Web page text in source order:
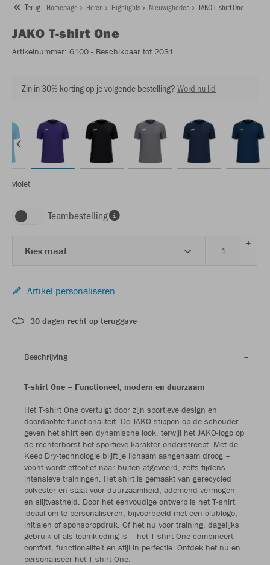
Terug Homepage Heren Highlights Nieuwigheden JAKO T-shirt One
JAKO T-shirt One
Artikelnummer: 6100 - Beschikbaar tot 2031
Zin in 30% korting op je volgende bestelling?Word nu lid
violet
Teambestelling
Kies maat
+
-
Artikel personaliseren
30 dagen recht op teruggave
Beschrijving
T-shirt One – Functioneel, modern en duurzaam
Het T-shirt One overtuigt door zijn sportieve design en
doordachte functionaliteit. De JAKO-stippen op de schouder
geven het shirt een dynamische look, terwijl het JAKO-logo op
de rechterborst het sportieve karakter onderstreept. Met de
Keep Dry-technologie blijft je lichaam aangenaam droog –
vocht wordt effectief naar buiten afgevoerd, zelfs tijdens
intensieve trainingen. Het shirt is gemaakt van gerecycled
polyester en staat voor duurzaamheid, ademend vermogen
en slijtvastheid. Door het eenvoudige ontwerp is het T-shirt
ideaal om te personaliseren, bijvoorbeeld met een clublogo,
initialen of sponsoropdruk. Of het nu voor training, dagelijks
gebruik of als teamkleding is – het T-shirt One combineert
comfort, functionaliteit en stijl in perfectie. Ontdek het nu en
personaliseer het T-shirt One.